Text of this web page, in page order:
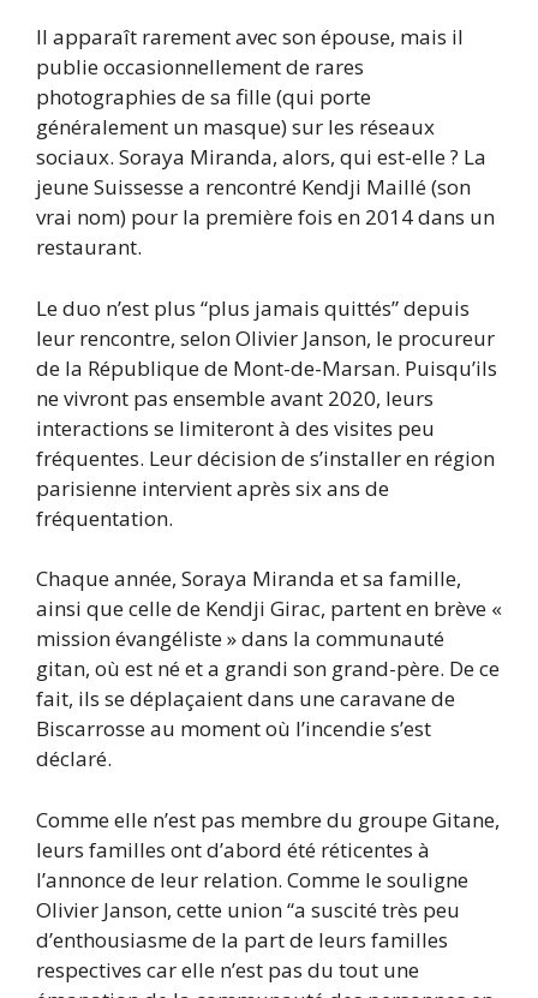
Il apparaît rarement avec son épouse, mais il
publie occasionnellement de rares
photographies de sa fille (qui porte
généralement un masque) sur les réseaux
sociaux. Soraya Miranda, alors, qui est-elle ? La
jeune Suissesse a rencontré Kendji Maillé (son
vrai nom) pour la première fois en 2014 dans un
restaurant.
Le duo n’est plus “plus jamais quittés” depuis
leur rencontre, selon Olivier Janson, le procureur
de la République de Mont-de-Marsan. Puisqu’ils
ne vivront pas ensemble avant 2020, leurs
interactions se limiteront à des visites peu
fréquentes. Leur décision de s’installer en région
parisienne intervient après six ans de
fréquentation.
Chaque année, Soraya Miranda et sa famille,
ainsi que celle de Kendji Girac, partent en brève «
mission évangéliste » dans la communauté
gitan, où est né et a grandi son grand-père. De ce
fait, ils se déplaçaient dans une caravane de
Biscarrosse au moment où l’incendie s’est
déclaré.
Comme elle n’est pas membre du groupe Gitane,
leurs familles ont d’abord été réticentes à
l’annonce de leur relation. Comme le souligne
Olivier Janson, cette union “a suscité très peu
d’enthousiasme de la part de leurs familles
respectives car elle n’est pas du tout une